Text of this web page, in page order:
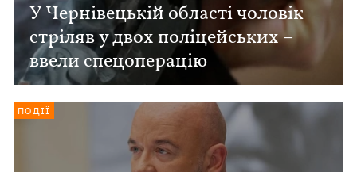
У Чернівецькій області чоловік
стріляв у двох поліцейських –
ввели спецоперацію
ПОДІЇ